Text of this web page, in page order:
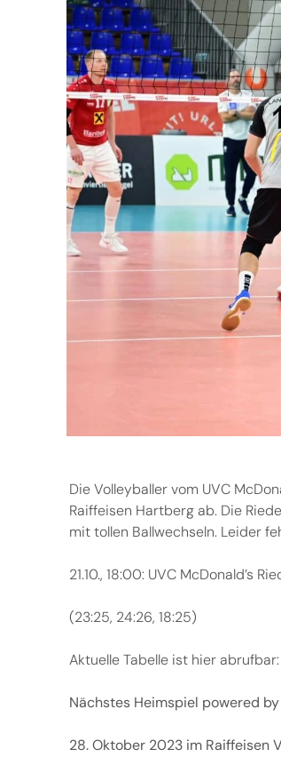
Die Volleyballer vom UVC
Raiffeisen Hartberg ab. Die
mit tollen Ballwechseln. Leider
21.10., 18:00: UVC McDonald’s
(23:25, 24:26, 18:25)
Aktuelle Tabelle ist hier abrufbar:
Nächstes Heimspiel powered
28. Oktober 2023 im Raiffeisen